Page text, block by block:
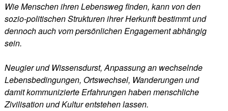
Wie Menschen ihren Lebensweg finden, kann von den
sozio-politischen Strukturen ihrer Herkunft bestimmt und
dennoch auch vom persönlichen Engagement abhängig
sein.
Neugier und Wissensdurst, Anpassung an wechselnde
Lebensbedingungen, Ortswechsel, Wanderungen und
damit kommunizierte Erfahrungen haben menschliche
Zivilisation und Kultur entstehen lassen.